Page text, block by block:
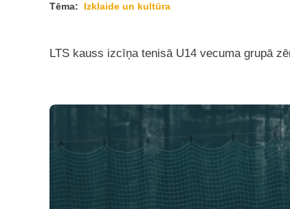
Tēma: Izklaide un kultūra
LTS kauss izcīņa tenisā U14 vecuma grupā